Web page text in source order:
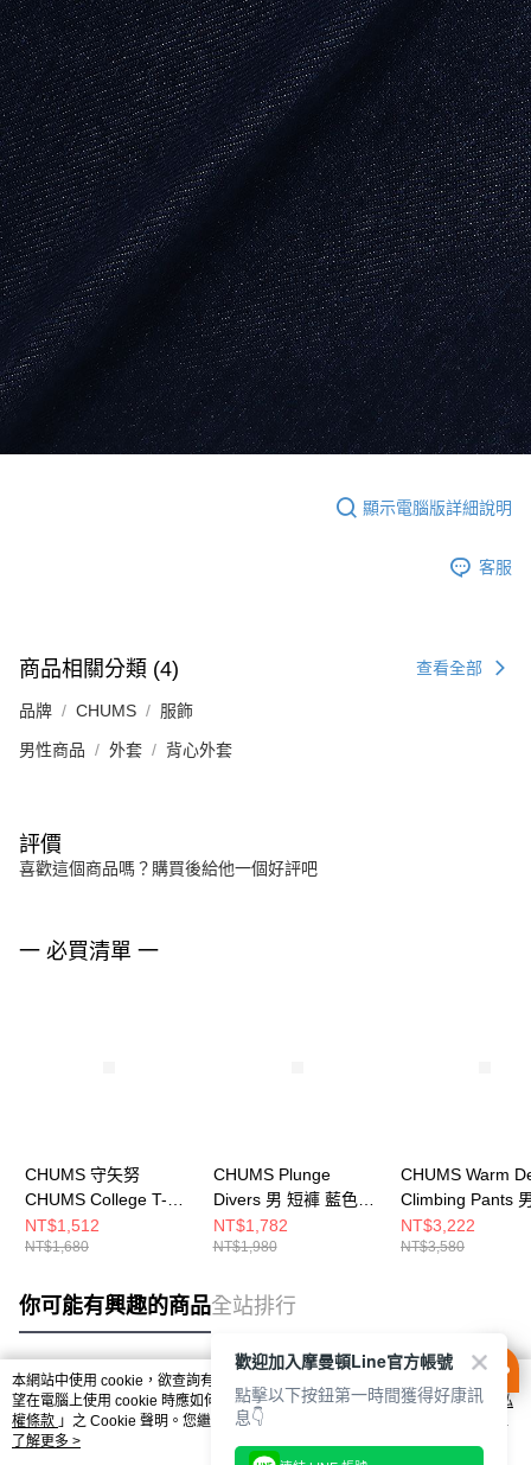
顯示電腦版詳細說明
客服
商品相關分類 (4) 查看全部
品牌 CHUMS 服飾
男性商品 外套 背心外套
評價
喜歡這個商品嗎？購買後給他一個好評吧
一 必買清單 一
CHUMS 守矢努
CHUMS College T-
Shirt 男 短袖上衣 白色
CH012793W001
NT$1,512
NT$1,680
CHUMS Plunge
Divers 男 短褲 藍色
CH031428A001
NT$1,782
NT$1,980
CHUMS Warm
Climbing Pants
仔褲 Indigo
CH031407N030
NT$3,222
NT$3,580
你可能有興趣的商品全站排行
熱門標籤
本網站中使用 cookie，欲查詢有關本網站使用 cookie 方式之詳情，及若您不希
望在電腦上使用 cookie 時應如何變更電腦的 cookie 設定，請參閱本網站「
隱私
權條款 」之 Cookie 聲明。您繼續使用本網站即表示您同意本公司得按本網站使
用條款之 Cookie 聲明使用 cookie。
了解更多 >
歡迎加入摩曼頓Line官方帳號
點擊以下按鈕第一時間獲得好康訊
息👇